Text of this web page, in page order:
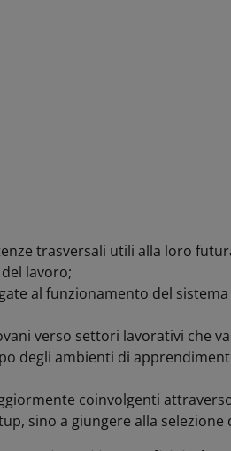
trasversali utili alla loro
lavoro;
al funzionamento del
verso settori lavorativi che
degli ambienti di
coinvolgenti
sino a giungere alla